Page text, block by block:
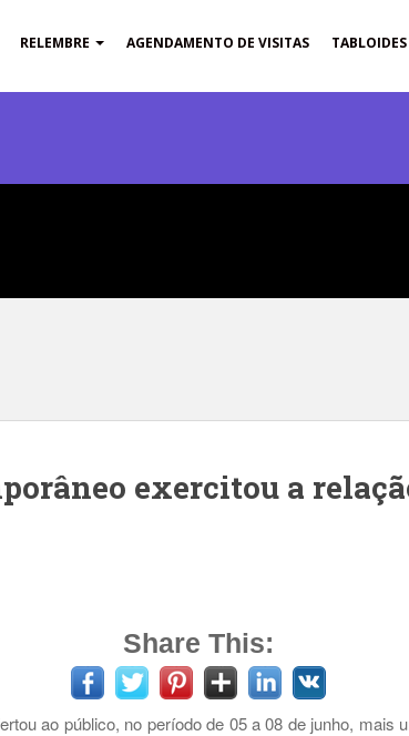
RELEMBRE AGENDAMENTO DE VISITAS TABLOIDES
exercitou a
Share This:
ao público, no período de 05 a 08 de junho, mais